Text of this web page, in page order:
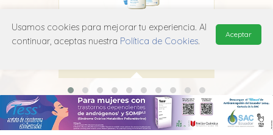
Cetaphil Gel y Loción Limpiadora
Usamos cookies para mejorar tu experiencia. Al
continuar, aceptas nuestra Política de Cookies.
Aceptar